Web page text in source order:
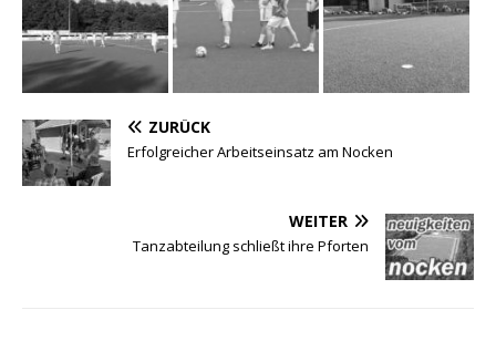
ZURÜCK
Erfolgreicher Arbeitseinsatz am Nocken
WEITER
Tanzabteilung schließt ihre Pforten